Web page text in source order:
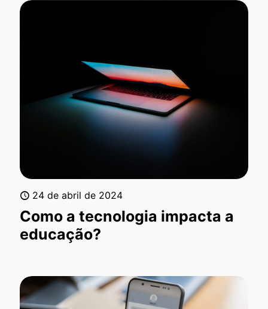
24 de abril de 2024
Como a tecnologia impacta a
educação?